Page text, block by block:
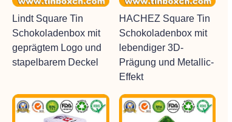
Lindt Square Tin
Schokoladenbox mit
geprägtem Logo und
stapelbarem Deckel
HACHEZ Square Tin
Schokoladenbox mit
lebendiger 3D-
Prägung und Metallic-
Effekt